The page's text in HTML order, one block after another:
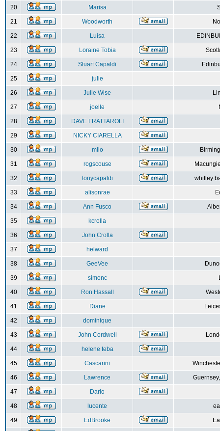
20 Marisa
21 Woodworth
22 Luisa
23 Loraine Tobia
24 Stuart Capaldi
25 julie
26 Julie Wise
27 joelle
28 DAVE FRATTAROLI
29 NICKY CIARELLA
30 milo
31 rogscouse
32 tonycapaldi whitley
33 alisonrae
34 Ann Fusco
35 kcrolla
36 John Crolla
37 helward
38 GeeVee
39 simonc
40 Ron Hassall
41 Diane
42 dominique
43 John Cordwell
44 helene teba
45 Cascarini
46 Lawrence
47 Dario
48 lucente
49 EdBrooke